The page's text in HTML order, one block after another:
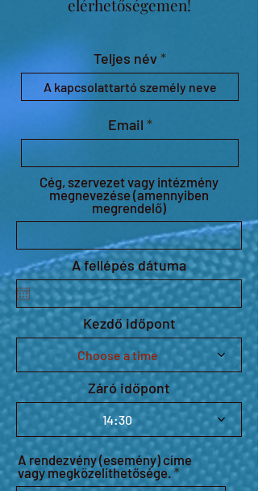
elérhetőségemen!
Teljes név
Email
Cég, szervezet vagy intézmény
megnevezése (amennyiben
megrendelő)
A fellépés dátuma
Kezdő időpont
Choose a time
Záró időpont
14:30
A rendezvény (esemény) címe
vagy megközelíthetősége.